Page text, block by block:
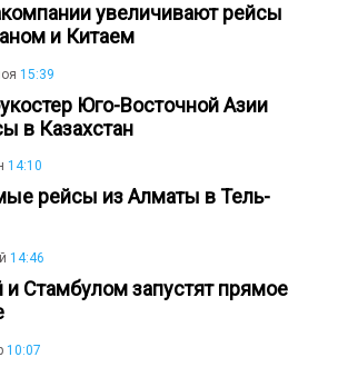
увеличивают рейсы
и Китаем
15:39
Юго-Восточной Азии
в Казахстан
14:10
рейсы из Алматы в Тель-
14:46
Стамбулом запустят прямое
10:07